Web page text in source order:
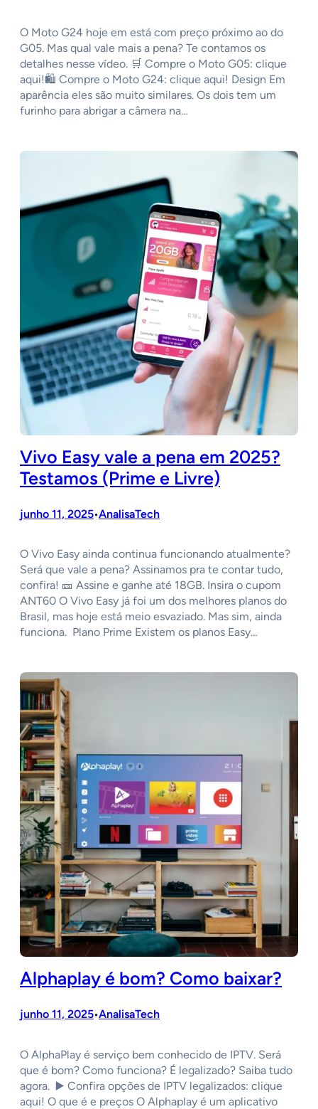
O Moto G24 hoje em está com preço próximo ao do
G05. Mas qual vale mais a pena? Te contamos os
detalhes nesse vídeo. 🛒 Compre o Moto G05: clique
aqui!🛍️ Compre o Moto G24: clique aqui! Design Em
aparência eles são muito similares. Os dois tem um
furinho para abrigar a câmera na…
Vivo Easy vale a pena em 2025?
Testamos (Prime e Livre)
junho 11, 2025•AnalisaTech
O Vivo Easy ainda continua funcionando atualmente?
Será que vale a pena? Assinamos pra te contar tudo,
confira! 🎫 Assine e ganhe até 18GB. Insira o cupom
ANT60 O Vivo Easy já foi um dos melhores planos do
Brasil, mas hoje está meio esvaziado. Mas sim, ainda
funciona. Plano Prime Existem os planos Easy…
Alphaplay é bom? Como baixar?
junho 11, 2025•AnalisaTech
O AlphaPlay é serviço bem conhecido de IPTV. Será
que é bom? Como funciona? É legalizado? Saiba tudo
agora. ▶️ Confira opções de IPTV legalizados: clique
aqui! O que é e preços O Alphaplay é um aplicativo